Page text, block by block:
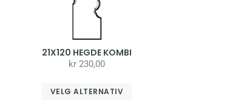
21X120 HEGDE KOMBI
kr 230,00
VELG ALTERNATIV